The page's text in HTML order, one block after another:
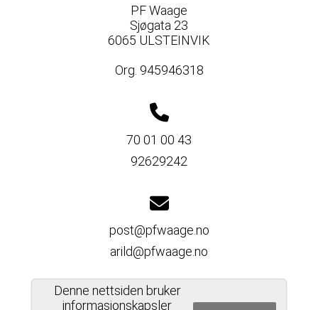
PF Waage
Sjøgata 23
6065 ULSTEINVIK
Org. 945946318
70 01 00 43
92629242
post@pfwaage.no
arild@pfwaage.no
Denne nettsiden bruker
informasjonskapsler